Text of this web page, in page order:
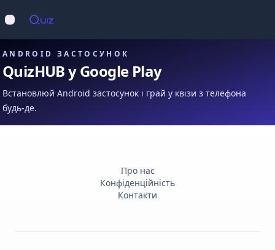
Відкрити меню
ANDROID ЗАСТОСУНОК
QuizHUB у Google Play
Встановлюй Android застосунок і грай у квізи з телефона
будь-де.
Про нас
Конфіденційність
Контакти